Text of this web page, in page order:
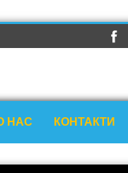
НАС КОНТАКТИ